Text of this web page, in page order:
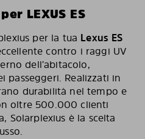
LEXUS ES
per la tua Lexus ES
contro i raggi UV
dell’abitacolo,
Realizzati in
durabilità nel tempo e
oltre 500.000 clienti
Solarplexius è la scelta